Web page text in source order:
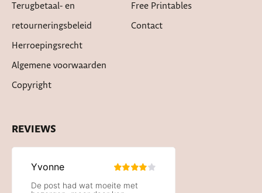
Terugbetaal- en
retourneringsbeleid
Herroepingsrecht
Algemene voorwaarden
Copyright
Free Printables
Contact
REVIEWS